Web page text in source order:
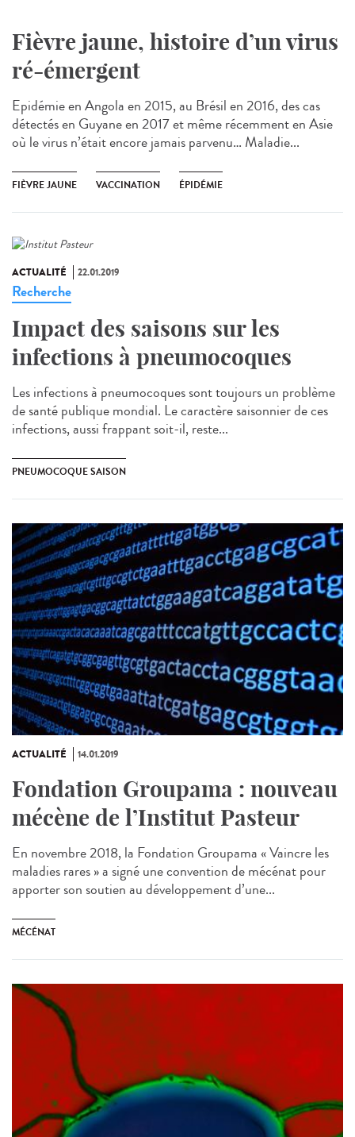
Fièvre jaune, histoire d’un virus
ré-émergent
Epidémie en Angola en 2015, au Brésil en 2016, des cas
détectés en Guyane en 2017 et même récemment en Asie
où le virus n’était encore jamais parvenu… Maladie...
FIÈVRE JAUNE VACCINATION ÉPIDÉMIE
ACTUALITÉ 22.01.2019
Recherche
Impact des saisons sur les
infections à pneumocoques
Les infections à pneumocoques sont toujours un problème
de santé publique mondial. Le caractère saisonnier de ces
infections, aussi frappant soit-il, reste...
PNEUMOCOQUE SAISON
ACTUALITÉ 14.01.2019
Fondation Groupama : nouveau
mécène de l’Institut Pasteur
En novembre 2018, la Fondation Groupama « Vaincre les
maladies rares » a signé une convention de mécénat pour
apporter son soutien au développement d’une...
MÉCÉNAT